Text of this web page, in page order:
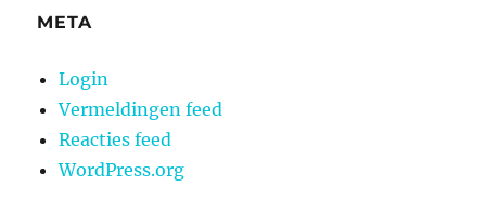
META
Login
Vermeldingen feed
Reacties feed
WordPress.org